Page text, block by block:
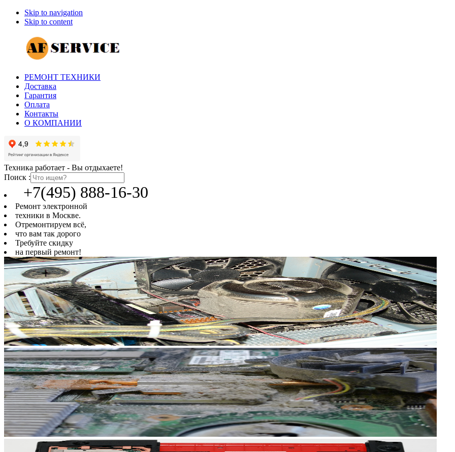
Skip to navigation
Skip to content
РЕМОНТ ТЕХНИКИ
Доставка
Гарантия
Оплата
Контакты
О КОМПАНИИ
Техника работает - Вы отдыхаете!
Поиск :
+7(495) 888-16-30
Ремонт электронной
техники в Москве.
Отремонтируем всё,
что вам так дорого
Требуйте скидку
на первый ремонт!